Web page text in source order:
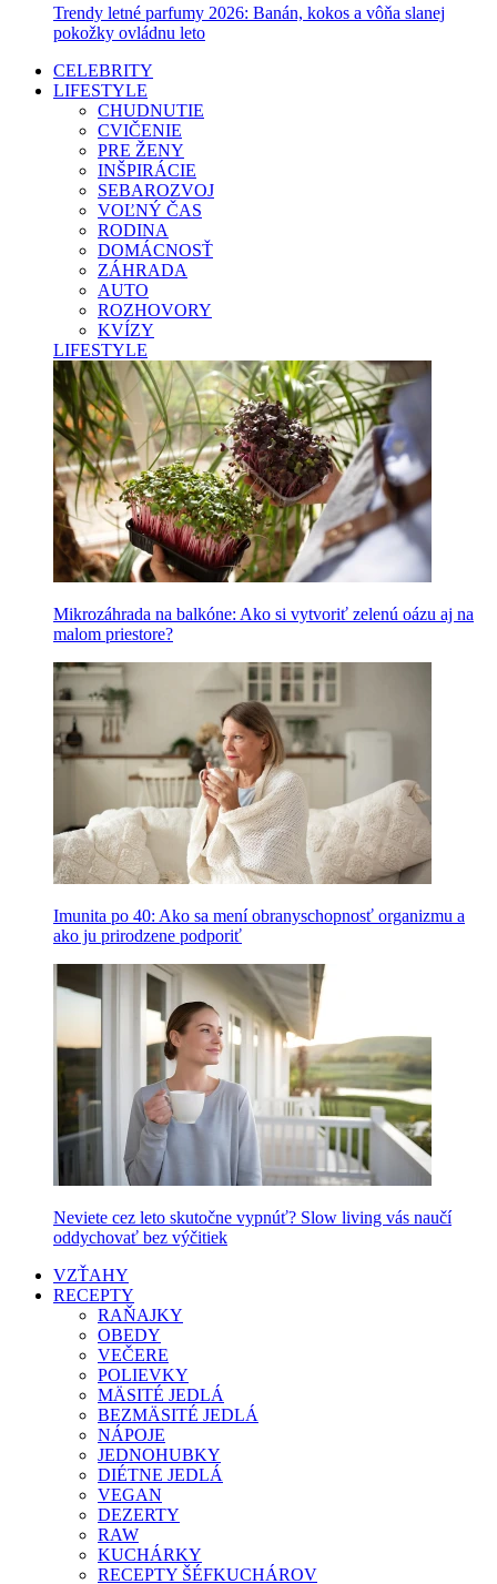
Trendy letné parfumy 2026: Banán, kokos a vôňa slanej
pokožky ovládnu leto
CELEBRITY
LIFESTYLE
CHUDNUTIE
CVIČENIE
PRE ŽENY
INŠPIRÁCIE
SEBAROZVOJ
VOĽNÝ ČAS
RODINA
DOMÁCNOSŤ
ZÁHRADA
AUTO
ROZHOVORY
KVÍZY
LIFESTYLE
Mikrozáhrada na balkóne: Ako si vytvoriť zelenú oázu aj na
malom priestore?
Imunita po 40: Ako sa mení obranyschopnosť organizmu a
ako ju prirodzene podporiť
Neviete cez leto skutočne vypnúť? Slow living vás naučí
oddychovať bez výčitiek
VZŤAHY
RECEPTY
RAŇAJKY
OBEDY
VEČERE
POLIEVKY
MÄSITÉ JEDLÁ
BEZMÄSITÉ JEDLÁ
NÁPOJE
JEDNOHUBKY
DIÉTNE JEDLÁ
VEGAN
DEZERTY
RAW
KUCHÁRKY
RECEPTY ŠÉFKUCHÁROV